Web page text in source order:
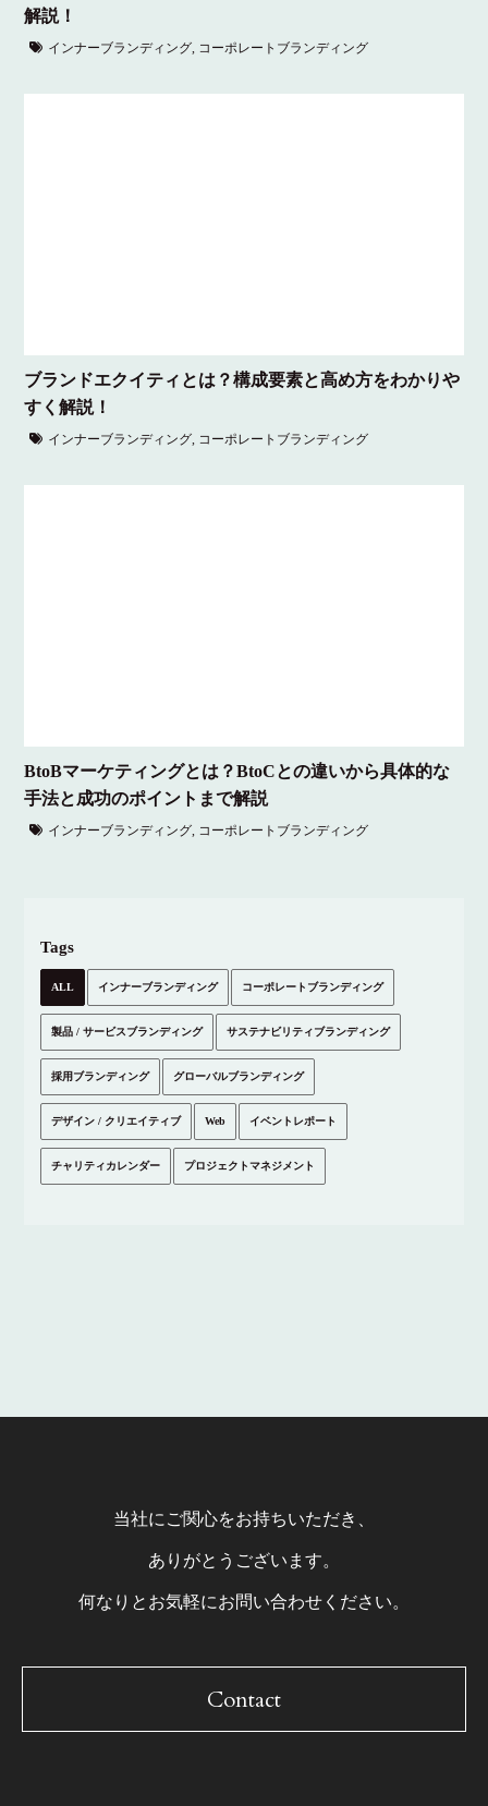
解説！
インナーブランディング, コーポレートブランディング
ブランドエクイティとは？構成要素と高め方をわかりや
すく解説！
インナーブランディング, コーポレートブランディング
BtoBマーケティングとは？BtoCとの違いから具体的な
手法と成功のポイントまで解説
インナーブランディング, コーポレートブランディング
Tags
ALL インナーブランディング コーポレートブランディング
製品 / サービスブランディング サステナビリティブランディング
採用ブランディング グローバルブランディング
デザイン / クリエイティブ Web イベントレポート
チャリティカレンダー プロジェクトマネジメント
当社にご関心をお持ちいただき、
ありがとうございます。
何なりとお気軽にお問い合わせください。
Contact